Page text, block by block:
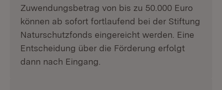
Zuwendungsbetrag von bis zu 50.000 Euro
können ab sofort fortlaufend bei der Stiftung
Naturschutzfonds eingereicht werden. Eine
Entscheidung über die Förderung erfolgt
dann nach Eingang.